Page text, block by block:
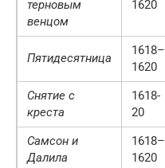
терновым
венцом
1620
Пятидесятница
1618–
1620
Снятие с
креста
1618-
20
Самсон и
Далила
1618–
1620